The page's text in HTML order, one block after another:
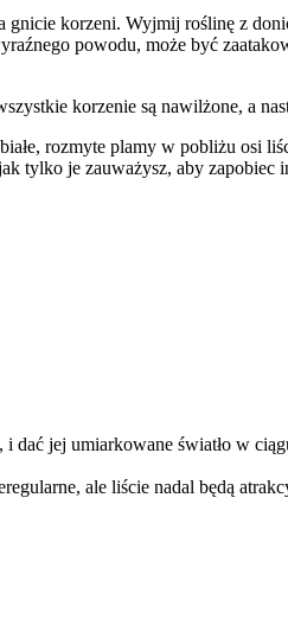
gnicie korzeni. Wyjmij roślinę z
powodu, może być
korzenie są nawilżone, a
rozmyte plamy w pobliżu osi
tylko je zauważysz, aby zapobiec
dać jej umiarkowane światło w
ale liście nadal będą